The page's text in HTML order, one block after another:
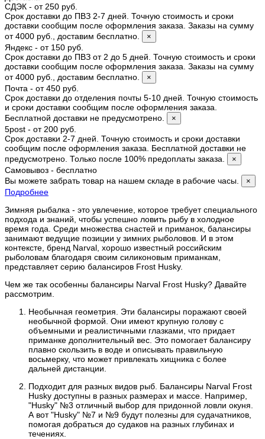
СДЭК - от 250 руб.
Срок доставки до ПВЗ 2-7 дней. Точную стоимость и сроки
доставки сообщим после оформления заказа. Заказы на сумму
от 4000 руб., доставим бесплатно.
×
Яндекс - от 150 руб.
Срок доставки до ПВЗ от 2 до 5 дней. Точную стоимость и сроки
доставки сообщим после оформления заказа. Заказы на сумму
от 4000 руб., доставим бесплатно.
×
Почта - от 450 руб.
Срок доставки до отделения почты 5-10 дней. Точную стоимость
и сроки доставки сообщим после оформления заказа.
Бесплатной доставки не предусмотрено.
×
5post - от 200 руб.
Срок доставки 2-7 дней. Точную стоимость и сроки доставки
сообщим после оформления заказа. Бесплатной доставки не
предусмотрено. Только после 100% предоплаты заказа.
×
Самовывоз - бесплатно
Вы можете забрать товар на нашем складе в рабочие часы.
×
Подробнее
Зимняя рыбалка - это увлечение, которое требует специального
подхода и знаний, чтобы успешно ловить рыбу в холодное
время года. Среди множества снастей и приманок, балансиры
занимают ведущие позиции у зимних рыболовов. И в этом
контексте, бренд Narval, хорошо известный российским
рыболовам благодаря своим силиконовым приманкам,
представляет серию балансиров Frost Husky.
Чем же так особенны балансиры Narval Frost Husky? Давайте
рассмотрим.
Необычная геометрия. Эти балансиры поражают своей
необычной формой. Они имеют крупную голову с
объемными и реалистичными глазками, что придает
приманке дополнительный вес. Это помогает балансиру
плавно скользить в воде и описывать правильную
восьмерку, что может привлекать хищника с более
дальней дистанции.
Подходит для разных видов рыб. Балансиры Narval Frost
Husky доступны в разных размерах и массе. Например,
"Husky" №3 отличный выбор для придонной ловли окуня.
А вот "Husky" №7 и №9 будут полезны для судачатников,
помогая добраться до судаков на разных глубинах и
течениях.